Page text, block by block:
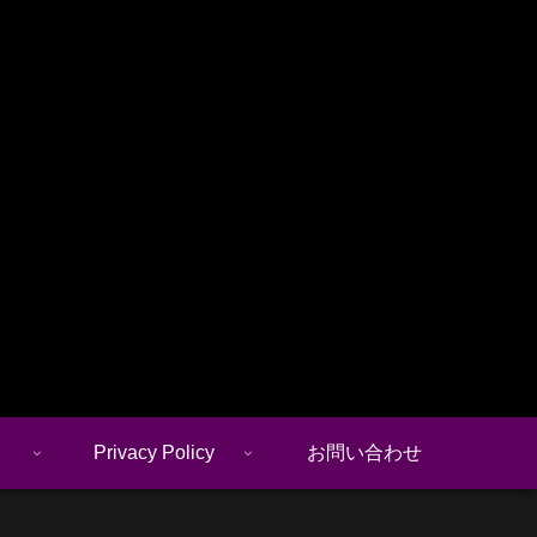
Privacy Policy お問い合わせ